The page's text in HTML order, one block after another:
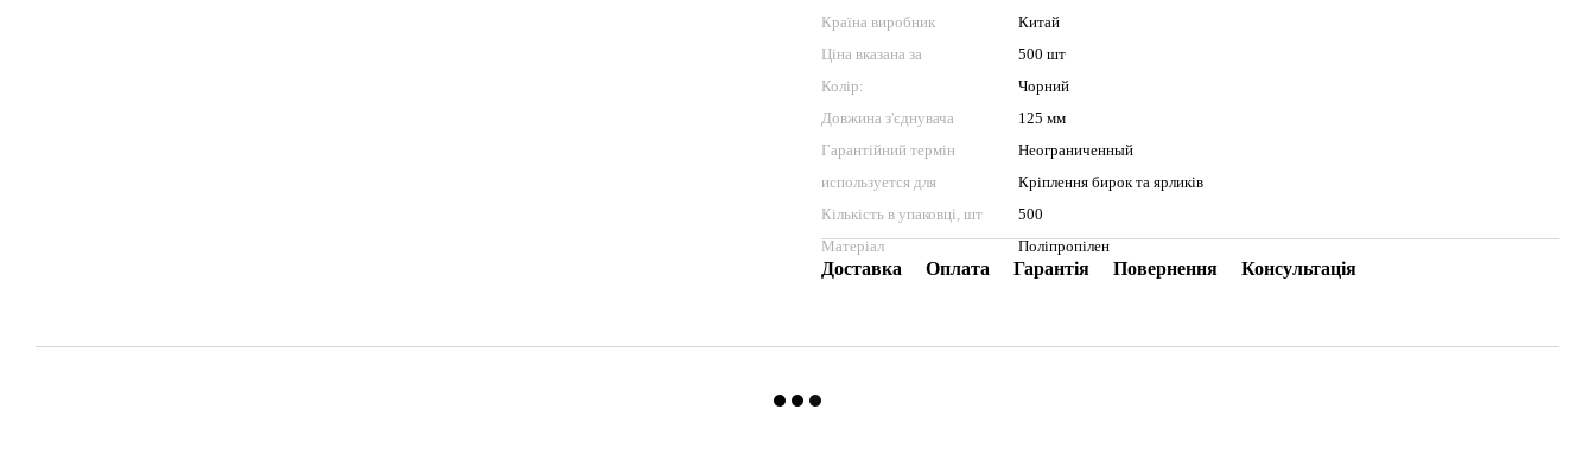
Країна виробник
Китай
Ціна вказана за
500 шт
Колір:
Чорний
Довжина з'єднувача
125 мм
Гарантійний термін
Неограниченный
используется для
Кріплення бирок та ярликів
Кількість в упаковці, шт
500
Матеріал
Поліпропілен
Доставка Оплата Гарантія Повернення Консультація